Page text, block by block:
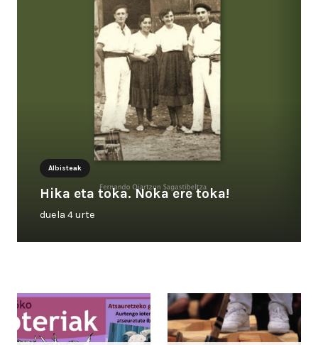
Albisteak
Hika eta toka. Noka ere toka!
duela 4 urte